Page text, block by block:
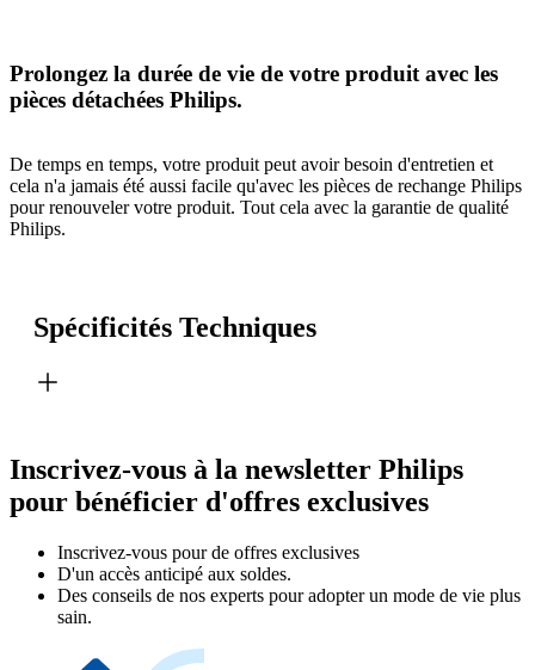
Prolongez la durée de vie de votre produit avec les
pièces détachées Philips.
De temps en temps, votre produit peut avoir besoin d'entretien et
cela n'a jamais été aussi facile qu'avec les pièces de rechange Philips
pour renouveler votre produit. Tout cela avec la garantie de qualité
Philips.
Spécificités Techniques
Inscrivez-vous à la newsletter Philips
pour bénéficier d'offres exclusives
Inscrivez‑vous pour de offres exclusives
D'un accès anticipé aux soldes.
Des conseils de nos experts pour adopter un mode de vie plus
sain.